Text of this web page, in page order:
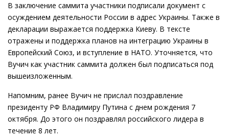
В заключение саммита участники подписали документ с
осуждением деятельности России в адрес Украины. Также в
декларации выражается поддержка Киеву. В тексте
отражены и поддержка планов на интеграцию Украины в
Европейский Союз, и вступление в НАТО. Уточняется, что
Вучич как участник саммита должен был подписаться под
вышеизложенным.
Напомним, ранее Вучич не прислал поздравление
президенту РФ Владимиру Путина с днем рождения 7
октября. До этого он поздравлял российского лидера в
течение 8 лет.